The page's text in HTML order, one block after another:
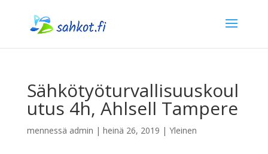
Sähkötyöturvallisuuskoul
utus 4h, Ahlsell Tampere
mennessä admin | heinä 26, 2019 | Yleinen